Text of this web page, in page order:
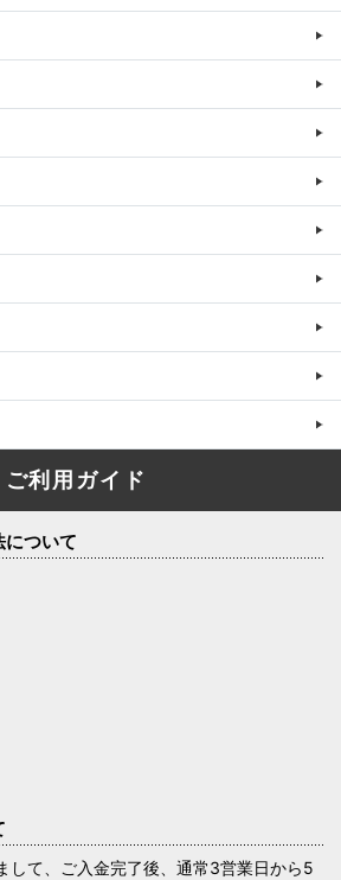
ご利用ガイド
について
して、ご入金完了後、通常3営業日から5